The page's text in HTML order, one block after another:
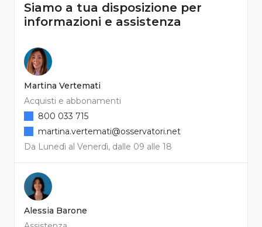
Siamo a tua disposizione per
informazioni e assistenza
Martina Vertemati
Acquisti e abbonamenti
Da Lunedì al Venerdì, dalle 09 alle 18
800 033 715
martina.vertemati@osservatori.net
Alessia Barone